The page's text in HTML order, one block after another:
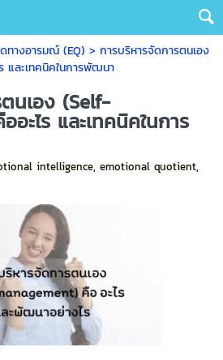
ทางอารมณ์ (EQ) > การบริหารจัดการตนเอง
และเทคนิคในการพัฒนา
นเอง (Self-
ะไร และเทคนิคในการ
intelligence, emotional quotient,